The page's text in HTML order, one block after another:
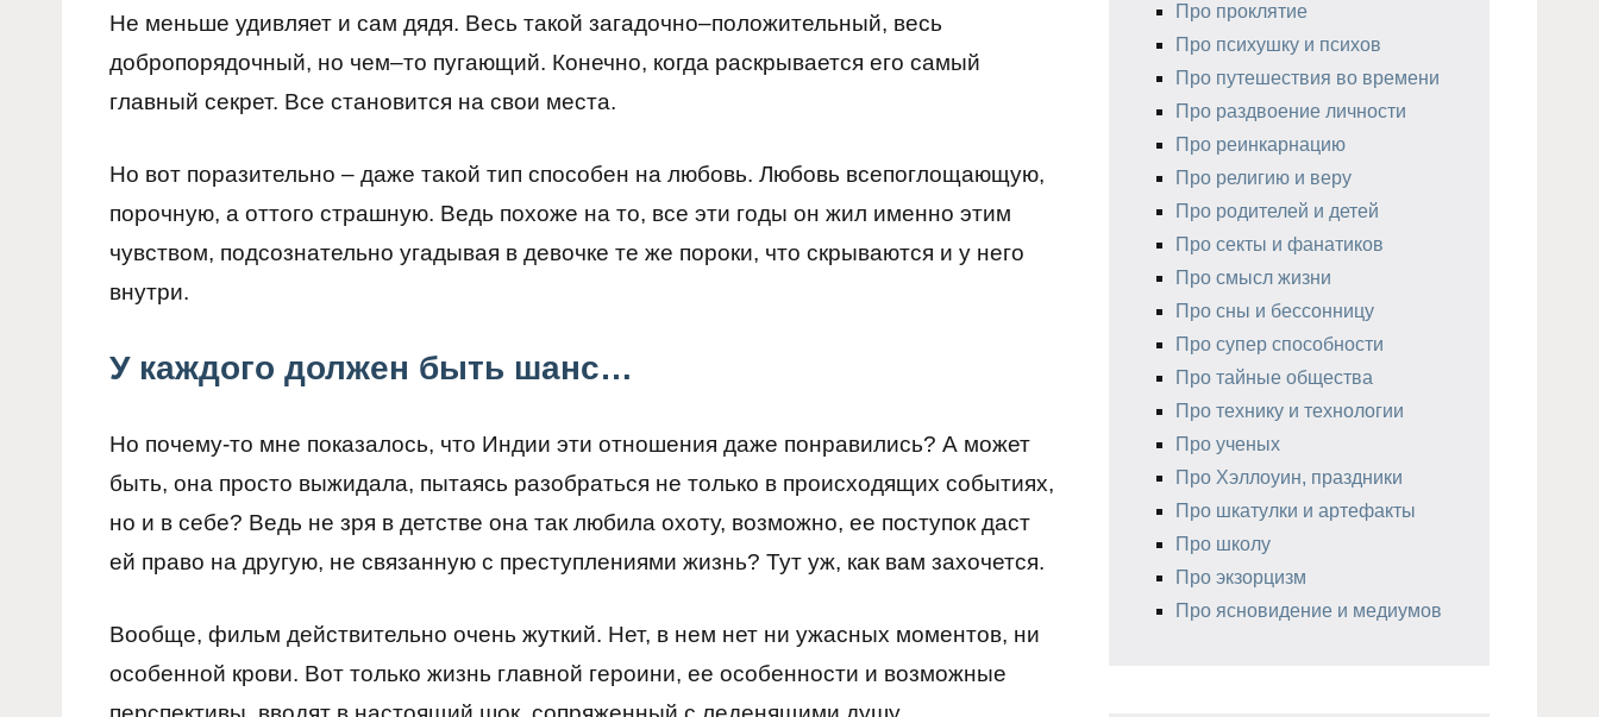
Не меньше удивляет и сам дядя. Весь такой загадочно–положительный, весь
добропорядочный, но чем–то пугающий. Конечно, когда раскрывается его самый
главный секрет. Все становится на свои места.
Но вот поразительно – даже такой тип способен на любовь. Любовь всепоглощающую,
порочную, а оттого страшную. Ведь похоже на то, все эти годы он жил именно этим
чувством, подсознательно угадывая в девочке те же пороки, что скрываются и у него
внутри.
У каждого должен быть шанс…
Но почему-то мне показалось, что Индии эти отношения даже понравились? А может
быть, она просто выжидала, пытаясь разобраться не только в происходящих событиях,
но и в себе? Ведь не зря в детстве она так любила охоту, возможно, ее поступок даст
ей право на другую, не связанную с преступлениями жизнь? Тут уж, как вам захочется.
Вообще, фильм действительно очень жуткий. Нет, в нем нет ни ужасных моментов, ни
особенной крови. Вот только жизнь главной героини, ее особенности и возможные
Про проклятие
Про психушку и психов
Про путешествия во времени
Про раздвоение личности
Про реинкарнацию
Про религию и веру
Про родителей и детей
Про секты и фанатиков
Про смысл жизни
Про сны и бессонницу
Про супер способности
Про тайные общества
Про технику и технологии
Про ученых
Про Хэллоуин, праздники
Про шкатулки и артефакты
Про школу
Про экзорцизм
Про ясновидение и медиумов